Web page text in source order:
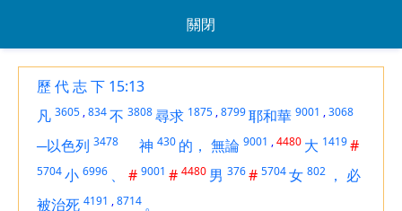
關閉
歷 代 志 下 15:13
凡 3605 ,834不 3808尋求 1875 ,8799耶和華 9001 ,3068
─以色列 3478 神 430 的， 無論 9001 ,4480 大 1419#
5704小 6996 、 # 9001 # 4480 男 376# 5704女 802 ， 必
被治死 4191 ,8714 。